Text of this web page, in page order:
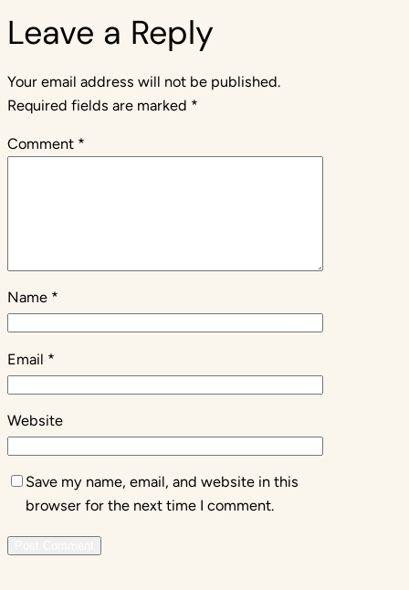
Leave a Reply
Your email address will not be published.
Required fields are marked *
Comment *
Name *
Email *
Website
Save my name, email, and website in this
browser for the next time I comment.